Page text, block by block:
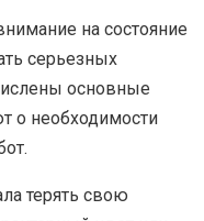
на состояние
серьезных
основные
о необходимости
терять свою